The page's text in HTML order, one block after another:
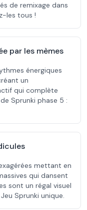
de remixage dans
les tous !
par les mèmes
énergiques
un
qui complète
Sprunki phase 5 :
mettant en
qui dansent
sont un régal visuel
Sprunki unique.